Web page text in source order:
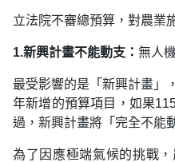
立法院不審總預算，對農業
1.新興計畫不能動支： 無人
最受影響的是「新興計畫」
年新增的預算項目，如果
過，新興計畫將「完全不能
為了因應極端氣候的挑戰